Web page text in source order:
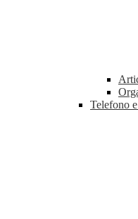
Telefono